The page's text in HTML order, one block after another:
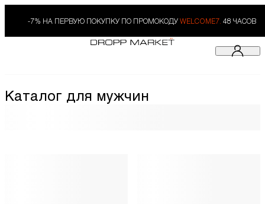
-7% НА ПЕРВУЮ ПОКУПКУ ПО ПРОМОКОДУ WELCOME7. 48 ЧАСОВ
Каталог для мужчин